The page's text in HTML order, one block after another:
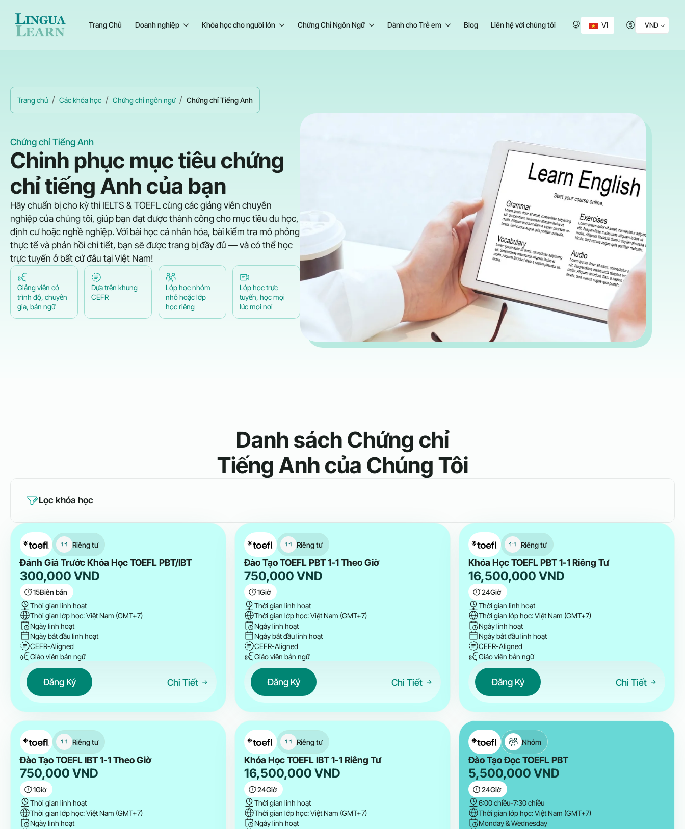
Trang Chủ Doanh nghiệp Khóa học cho người lớn Chứng Chỉ Ngôn Ngữ Dành cho Trẻ em Blog Liên hệ với chúng tôi VI VND
Trang chủ Các khóa học Chứng chỉ ngôn ngữ Chứng chỉ Tiếng Anh
Chứng chỉ Tiếng Anh
Chinh phục mục tiêu chứng
chỉ tiếng Anh của bạn
Hãy chuẩn bị cho kỳ thi IELTS & TOEFL cùng các giảng viên chuyên
nghiệp của chúng tôi, giúp bạn đạt được thành công cho mục tiêu du học,
định cư hoặc nghề nghiệp. Với bài học cá nhân hóa, bài kiểm tra mô phỏng
thực tế và phản hồi chi tiết, bạn sẽ được trang bị đầy đủ — và có thể học
trực tuyến ở bất cứ đâu tại Việt Nam!
Giảng viên có
trình độ, chuyên
gia, bản ngữ
Dựa trên khung
CEFR
Lớp học nhóm
nhỏ hoặc lớp
học riêng
Lớp học trực
tuyến, học mọi
lúc mọi nơi
Danh sách Chứng chỉ
Tiếng Anh của Chúng Tôi
Lọc khóa học
Riêng tư
Đánh Giá Trước Khóa Học TOEFL PBT/IBT
300,000 VND
15Biên bản
Thời gian linh hoạt
Thời gian lớp học: Việt Nam (GMT+7)
Ngày linh hoạt
Ngày bắt đầu linh hoạt
CEFR-Aligned
Giáo viên bản ngữ
Đăng Ký Chi Tiết
Riêng tư
Đào Tạo TOEFL PBT 1-1 Theo Giờ
750,000 VND
1Giờ
Thời gian linh hoạt
Thời gian lớp học: Việt Nam (GMT+7)
Ngày linh hoạt
Ngày bắt đầu linh hoạt
CEFR-Aligned
Giáo viên bản ngữ
Đăng Ký Chi Tiết
Riêng tư
Khóa Học TOEFL PBT 1-1 Riêng Tư
16,500,000 VND
24Giờ
Thời gian linh hoạt
Thời gian lớp học: Việt Nam (GMT+7)
Ngày linh hoạt
Ngày bắt đầu linh hoạt
CEFR-Aligned
Giáo viên bản ngữ
Đăng Ký Chi Tiết
Riêng tư
Đào Tạo TOEFL IBT 1-1 Theo Giờ
750,000 VND
1Giờ
Thời gian linh hoạt
Thời gian lớp học: Việt Nam (GMT+7)
Ngày linh hoạt
Riêng tư
Khóa Học TOEFL IBT 1-1 Riêng Tư
16,500,000 VND
24Giờ
Thời gian linh hoạt
Thời gian lớp học: Việt Nam (GMT+7)
Ngày linh hoạt
Nhóm
Đào Tạo Đọc TOEFL PBT
5,500,000 VND
24Giờ
6:00 chiều-7:30 chiều
Thời gian lớp học: Việt Nam (GMT+7)
Monday & Wednesday